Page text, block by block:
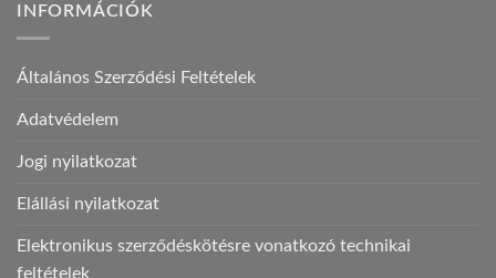
INFORMÁCIÓK
Általános Szerződési Feltételek
Adatvédelem
Jogi nyilatkozat
Elállási nyilatkozat
Elektronikus szerződéskötésre vonatkozó technikai
feltételek